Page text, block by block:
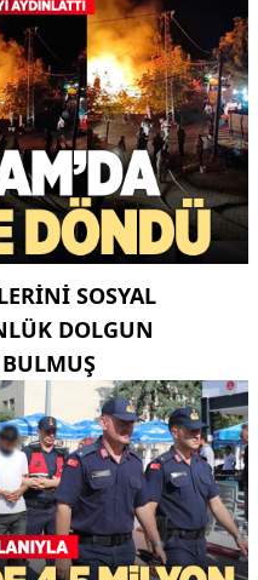
SOSYAL
DOLGUN